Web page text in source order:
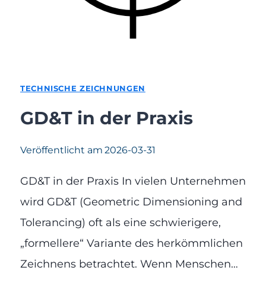
TECHNISCHE ZEICHNUNGEN
GD&T in der Praxis
Veröffentlicht am 2026-03-31
GD&T in der Praxis In vielen Unternehmen
wird GD&T (Geometric Dimensioning and
Tolerancing) oft als eine schwierigere,
„formellere“ Variante des herkömmlichen
Zeichnens betrachtet. Wenn Menschen…